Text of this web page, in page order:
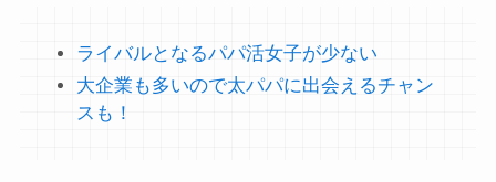
ライバルとなるパパ活女子が少ない
大企業も多いので太パパに出会えるチャン
スも！